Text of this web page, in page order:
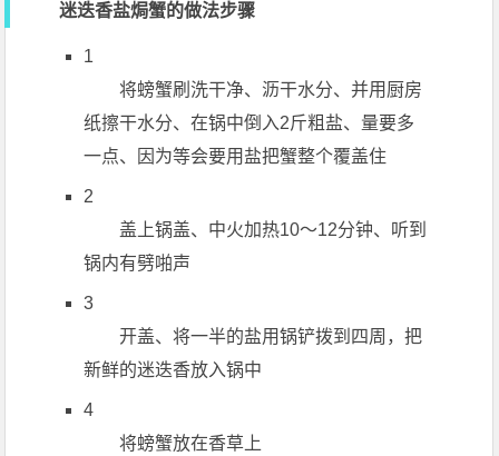
迷迭香盐焗蟹的做法步骤
1
将螃蟹刷洗干净、沥干水分、并用厨房
纸擦干水分、在锅中倒入2斤粗盐、量要多
一点、因为等会要用盐把蟹整个覆盖住
2
盖上锅盖、中火加热10～12分钟、听到
锅内有劈啪声
3
开盖、将一半的盐用锅铲拨到四周，把
新鲜的迷迭香放入锅中
4
将螃蟹放在香草上